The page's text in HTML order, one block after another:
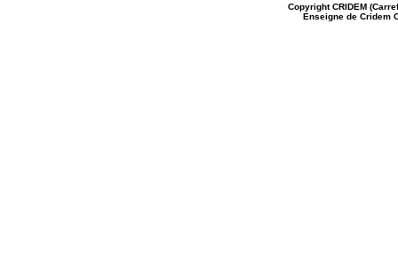
CopyrightCRIDEM
Enseigne de Cridem